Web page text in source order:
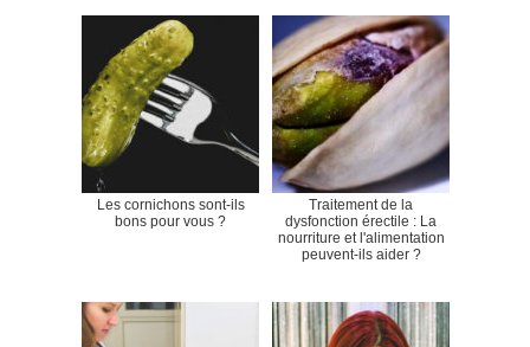
Les cornichons sont-ils
bons pour vous ?
Traitement de la
dysfonction érectile : La
nourriture et l'alimentation
peuvent-ils aider ?